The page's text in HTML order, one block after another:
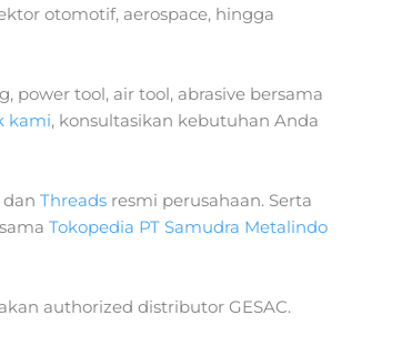
otomotif, aerospace, hingga
power tool, air tool, abrasive bersama
kami, konsultasikan kebutuhan Anda
danThreads resmi perusahaan. Serta
Tokopedia PT Samudra Metalindo
authorized distributor GESAC.